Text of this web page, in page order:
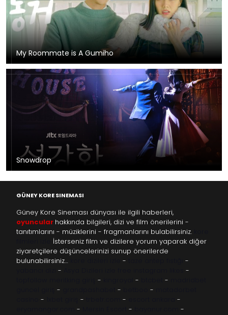
My Roommate is A Gumiho
Snowdrop
GÜNEY KORE SINEMASI
Güney Kore Sineması dünyası ile ilgili haberleri,
oyuncular hakkında bilgileri, dizi ve film önerilerini -
tanıtımlarını - müziklerini - fragmanlarını bulabilirsiniz.
İsterseniz film ve dizilere yorum yaparak diğer
ziyaretçilere düşüncelerinizi sunup önerilerde
bulunabilirsiniz…
-
-
-
-
- - -
- - -
- - -
-
- - -